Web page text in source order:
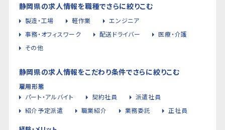
静岡県の求人情報を職種でさらに絞りこむ
製造・工場 軽作業
エンジニア
事務・オフィスワーク
配送ドライバー
医療・介護
その他
静岡県の求人情報をこだわり条件でさらに絞りこむ
雇用形態
パート・アルバイト
契約社員
派遣社員
紹介予定派遣
職業紹介 業務委託 正社員